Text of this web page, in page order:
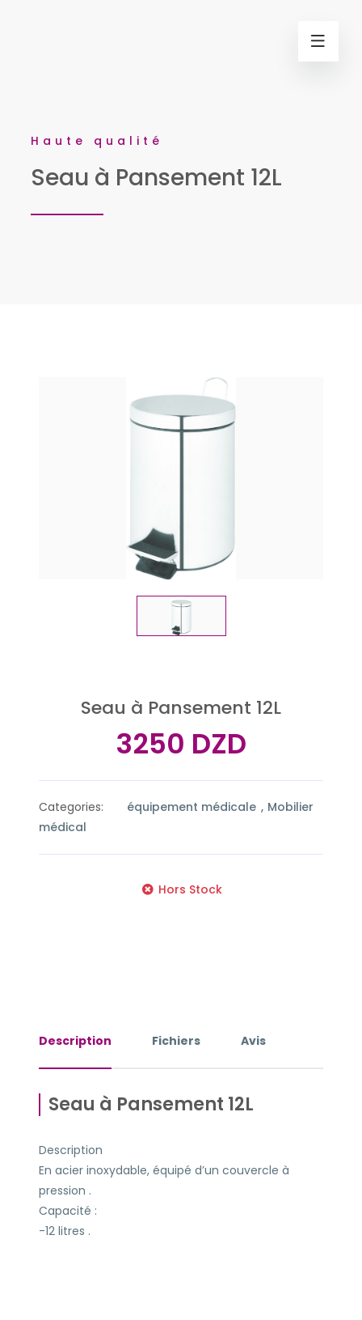
Haute qualité
Seau à Pansement 12L
Seau à Pansement 12L
3250 DZD
Categories: équipement médicale
Mobilier
médical
Hors Stock
Description Fichiers Avis
Seau à Pansement 12L
Description
En acier inoxydable, équipé d’un couvercle à
pression .
Capacité :
-12 litres .